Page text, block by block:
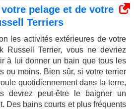
pelage et de votre
Terriers
les activités extérieures de votre
Russell Terrier, vous ne devriez
à lui donner un bain que tous les
ou moins. Bien sûr, si votre terrier
quotidiennement dans la terre,
devrez peut-être le baigner un
Des bains courts et plus fréquents